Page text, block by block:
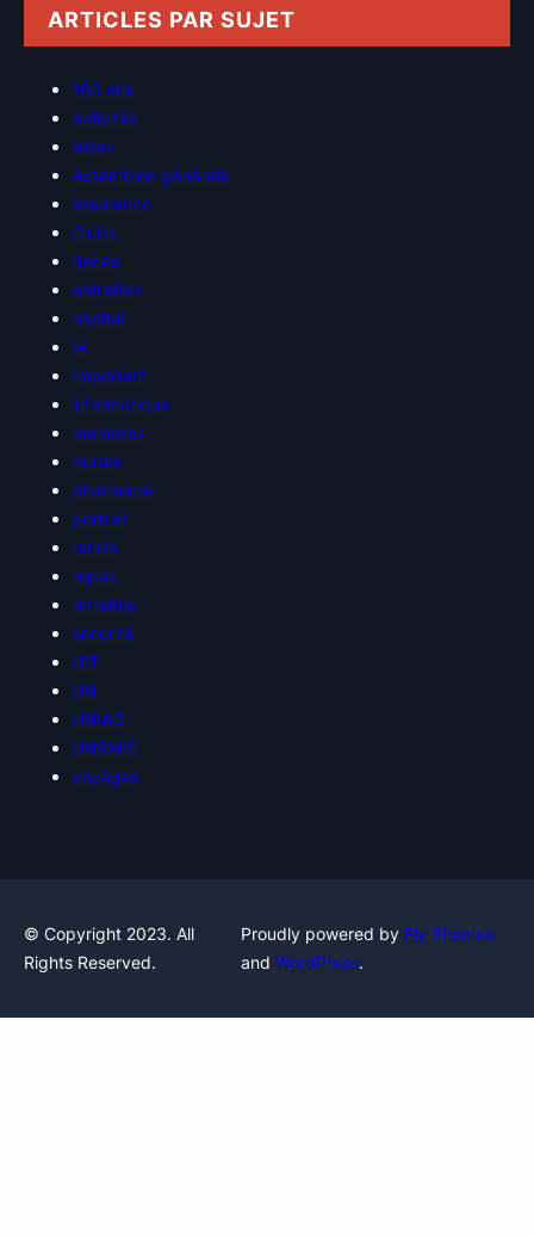
ARTICLES PAR SUJET
160 ans
activités
aides
Assemblée générale
assurance
Clubs
décés
entretien
hôpital
IA
Important
informatique
membres
musée
pharmacie
portrait
rando
repas
retraites
sécurité
UIT
UN
UNIAG
UNSMIS
voyages
© Copyright 2023. All
Rights Reserved.
Proudly powered by Fly Themes
andWordPress.